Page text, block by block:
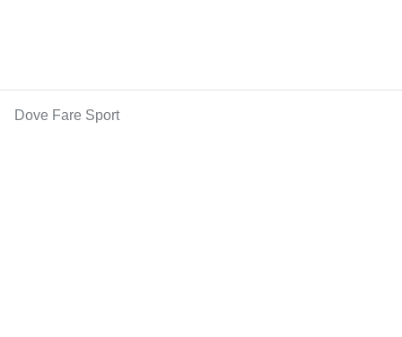
Dove Fare Sport